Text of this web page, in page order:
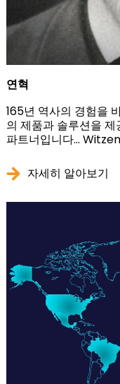
연혁
165년 역사의 경험을
의 제품과 솔루션을
파트너입니다...
자세히 알아보기